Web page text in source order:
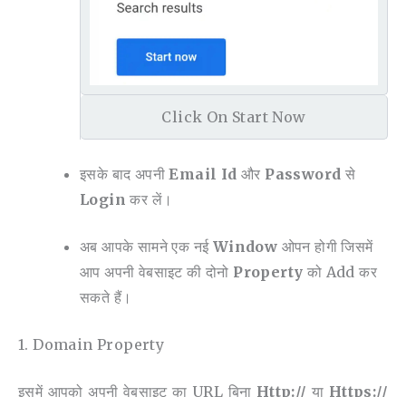
Click On Start Now
इसके बाद अपनीEmail Id और Password से
Login कर लें।
अब आपके सामने एक नई Window ओपन होगी जिसमें
आप अपनी वेबसाइट की दोनो Property को Add कर
सकते हैं।
1. Domain Property
इसमें आपको अपनी वेबसाइट का URL बिना Http:// या Https://